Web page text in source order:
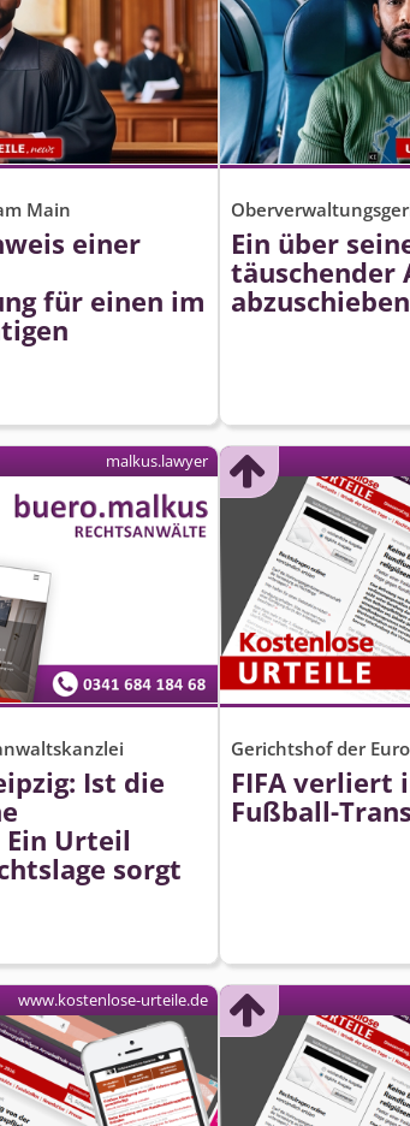
Main
einer
für einen im
Ein über
täuschender
abzuschieben
Ist die
Urteil
sorgt
malkus.lawyer
Gerichtshof der
FIFA verliert
Fußball-
www.kostenlose-urteile.de